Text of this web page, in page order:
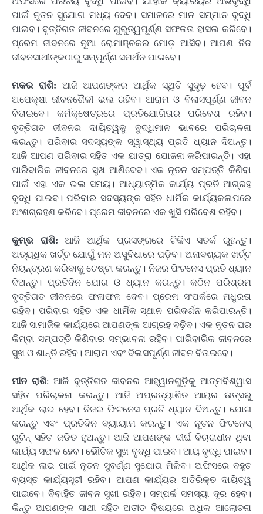
ପାଇଁ ନୂତନ ସୁଯୋଗ ମଧ୍ୟ ଦେବ। ସମାଜରେ ମାନ ସମ୍ମାନ ବୃଦ୍ଧି
ପାଇବ। ବୃତ୍ତିଗତ ଜୀବନରେ ଗୁରୁତ୍ୱପୂର୍ଣ୍ଣ ସଫଳତା ହାସଲ କରିବେ।
ପ୍ରେମ ଜୀବନରେ ନୂଆ ରୋମାଞ୍ଚକର ମୋଡ଼ ଆସିବ। ଆପଣ ନିଜ
ଜୀବନସାଥୀଙ୍କଠାରୁ ସମ୍ପୂର୍ଣ୍ଣ ସମର୍ଥନ ପାଇବେ।
ମକର ରାଶି: ଆଜି ଆପଣଙ୍କର ଆର୍ଥିକ ସ୍ଥିତି ସୁଦୃଢ଼ ହେବ। ପୂର୍ବ
ଅପେକ୍ଷା ଜୀବନଶୈଳୀ ଭଲ ରହିବ। ଆରାମ ଓ ବିଳାସପୂର୍ଣ୍ଣ ଜୀବନ
ବିତାଇବେ। କର୍ମକ୍ଷେତ୍ରରେ ପ୍ରତିଯୋଗିତାର ପରିବେଶ ରହିବ।
ବୃତ୍ତିଗତ ଜୀବନର ଦାୟିତ୍ୱକୁ ବୁଦ୍ଧିମାନ ଭାବରେ ପରିଚାଳନା
କରନ୍ତୁ। ପରିବାର ସଦସ୍ୟଙ୍କ ସ୍ୱାସ୍ଥ୍ୟ ପ୍ରତି ଧ୍ୟାନ ଦିଅନ୍ତୁ।
ଆଜି ଆପଣ ପରିବାର ସହିତ ଏକ ଯାତ୍ରା ଯୋଜନା କରିପାରନ୍ତି। ଏହା
ପାରିବାରିକ ଜୀବନରେ ସୁଖ ଆଣିଦେବ। ଏକ ନୂତନ ସମ୍ପତ୍ତି କିଣିବା
ପାଇଁ ଏହା ଏକ ଭଲ ସମୟ। ଆଧ୍ୟାତ୍ମିକ କାର୍ଯ୍ୟ ପ୍ରତି ଆଗ୍ରହ
ବୃଦ୍ଧି ପାଇବ। ପରିବାର ସଦସ୍ୟଙ୍କ ସହିତ ଧାର୍ମିକ କାର୍ଯ୍ୟକଳାପରେ
ଅଂଶଗ୍ରହଣ କରିବେ। ପ୍ରେମ ଜୀବନରେ ଏକ ଖୁସି ପରିବେଶ ରହିବ।
କୁମ୍ଭ ରାଶି: ଆଜି ଆର୍ଥିକ ପ୍ରସଙ୍ଗରେ ଟିକିଏ ସତର୍କ ରୁହନ୍ତୁ।
ଅତ୍ୟଧିକ ଖର୍ଚ୍ଚ ଯୋଗୁଁ ମନ ଅସୁବିଧାରେ ପଡ଼ିବ। ଅନାବଶ୍ୟକ ଖର୍ଚ୍ଚ
ନିୟନ୍ତ୍ରଣ କରିବାକୁ ଚେଷ୍ଟା କରନ୍ତୁ। ନିଜର ଫିଟନେସ ପ୍ରତି ଧ୍ୟାନ
ଦିଅନ୍ତୁ। ପ୍ରତିଦିନ ଯୋଗ ଓ ଧ୍ୟାନ କରନ୍ତୁ। କଠିନ ପରିଶ୍ରମ
ବୃତ୍ତିଗତ ଜୀବନରେ ଫଳାଫଳ ଦେବ। ପ୍ରେମ ସଂପର୍କରେ ମଧୁରତା
ରହିବ। ପରିବାର ସହିତ ଏକ ଧାର୍ମିକ ସ୍ଥାନ ପରିଦର୍ଶନ କରିପାରନ୍ତି।
ଆଜି ସାମାଜିକ କାର୍ଯ୍ୟରେ ଆପଣଙ୍କ ଆଗ୍ରହ ବଢ଼ିବ। ଏକ ନୂତନ ଘର
କିମ୍ବା ସମ୍ପତ୍ତି କିଣିବାର ସମ୍ଭାବନା ରହିବ। ପାରିବାରିକ ଜୀବନରେ
ସୁଖ ଓ ଶାନ୍ତି ରହିବ। ଆରାମ ଏବଂ ବିଳାସପୂର୍ଣ୍ଣ ଜୀବନ ବିତାଇବେ।
ମୀନ ରାଶି: ଆଜି ବୃତ୍ତିଗତ ଜୀବନର ଆହ୍ୱାନଗୁଡ଼ିକୁ ଆତ୍ମବିଶ୍ୱାସ
ସହିତ ପରିଚାଳନା କରନ୍ତୁ। ଆଜି ଅପ୍ରତ୍ୟାଶିତ ଆୟର ଉତ୍ସରୁ
ଆର୍ଥିକ ଲାଭ ହେବ। ନିଜର ଫିଟନେସ ପ୍ରତି ଧ୍ୟାନ ଦିଅନ୍ତୁ। ଯୋଗ
କରନ୍ତୁ ଏବଂ ପ୍ରତିଦିନ ବ୍ୟାୟାମ କରନ୍ତୁ। ଏକ ନୂତନ ଫିଟନେସ୍
ରୁଟିନ୍ ସହିତ ଜଡିତ ହୁଅନ୍ତୁ। ଆଜି ଆପଣଙ୍କ ଦୀର୍ଘ ବିଚାରାଧୀନ ଥିବା
କାର୍ଯ୍ୟ ସଫଳ ହେବ। ଭୌତିକ ସୁଖ ବୃଦ୍ଧି ପାଇବ। ଆୟ ବୃଦ୍ଧି ପାଇବ।
ଆର୍ଥିକ ଲାଭ ପାଇଁ ନୂତନ ସୁବର୍ଣ୍ଣ ସୁଯୋଗ ମିଳିବ। ଅଫିସରେ ବହୁତ
ବ୍ୟସ୍ତ କାର୍ଯ୍ୟସୂଚୀ ରହିବ। ଆପଣ କାର୍ଯ୍ୟର ଅତିରିକ୍ତ ଦାୟିତ୍ୱ
ପାଇବେ। ବିବାହିତ ଜୀବନ ସୁଖୀ ରହିବ। ସମ୍ପର୍କ ସମସ୍ୟା ଦୂର ହେବ।
କିନ୍ତୁ ଆପଣଙ୍କ ସାଥୀ ସହିତ ଅତୀତ ବିଷୟରେ ଅଧିକ ଆଲୋଚନା